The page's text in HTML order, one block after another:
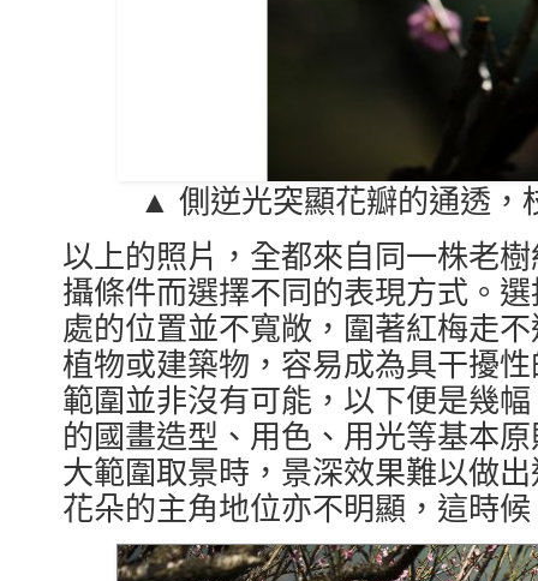
▲ 側逆光突顯花瓣的通透，
以上的照片，全都來自同一株老
攝條件而選擇不同的表現方式。
處的位置並不寬敞，圍著紅梅走
植物或建築物，容易成為具干擾
範圍並非沒有可能，以下便是幾
的國畫造型、用色、用光等基本
大範圍取景時，景深效果難以做
花朵的主角地位亦不明顯，這時